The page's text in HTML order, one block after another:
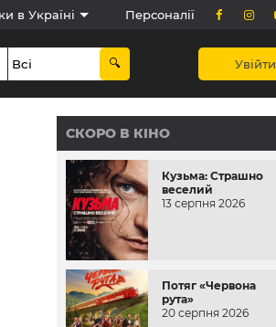
в Україні Персоналії
Увійти
СКОРО В КІНО
Кузьма: Страшно
веселий
13 серпня 2026
Потяг «Червона
рута»
20 серпня 2026